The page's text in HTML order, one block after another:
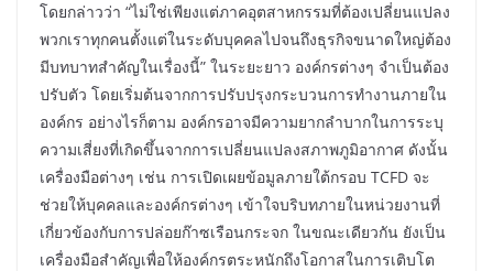
โดยกล่าวว่า “ไม่ใช่เพียงแต่ภาคอุตสาหกรรมที่ต้องเปลี่ยนแปลง
พวกเราทุกคนตั้งแต่ในระดับบุคคลไปจนถึงธุรกิจขนาดใหญ่ต้อง
มีบทบาทสำคัญในเรื่องนี้” ในระยะยาว องค์กรต่างๆ จำเป็นต้อง
ปรับตัว โดยเริ่มต้นจากการปรับปรุงกระบวนการทำงานภายใน
องค์กร อย่างไรก็ตาม องค์กรอาจมีความยากลำบากในการระบุ
ความเสี่ยงที่เกิดขึ้นจากการเปลี่ยนแปลงสภาพภูมิอากาศ ดังนั้น
เครื่องมือต่างๆ เช่น การเปิดเผยข้อมูลภายใต้กรอบ TCFD จะ
ช่วยให้บุคคลและองค์กรต่างๆ เข้าใจบริบทภายในหน่วยงานที่
เกี่ยวข้องกับการปล่อยก๊าซเรือนกระจก ในขณะเดียวกัน ยังเป็น
เครื่องมือสำคัญเพื่อให้องค์กรตระหนักถึงโอกาสในการเติบโต